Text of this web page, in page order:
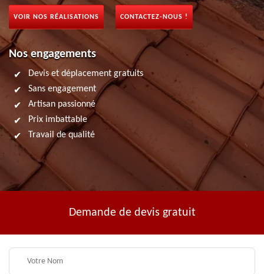
VOIR NOS RÉALISATIONS CONTACTEZ-NOUS !
Nos engagements
Devis et déplacement gratuits
Sans engagement
Artisan passionné
Prix imbattable
Travail de qualité
Demande de devis gratuit